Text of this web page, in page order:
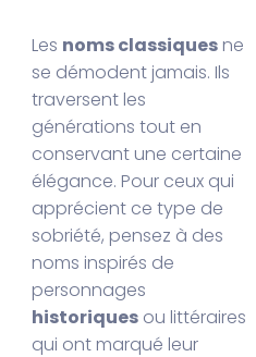
Les noms classiques ne
se démodent jamais. Ils
traversent les
générations tout en
conservant une certaine
élégance. Pour ceux qui
apprécient ce type de
sobriété, pensez à des
noms inspirés de
personnages
historiques ou littéraires
qui ont marqué leur